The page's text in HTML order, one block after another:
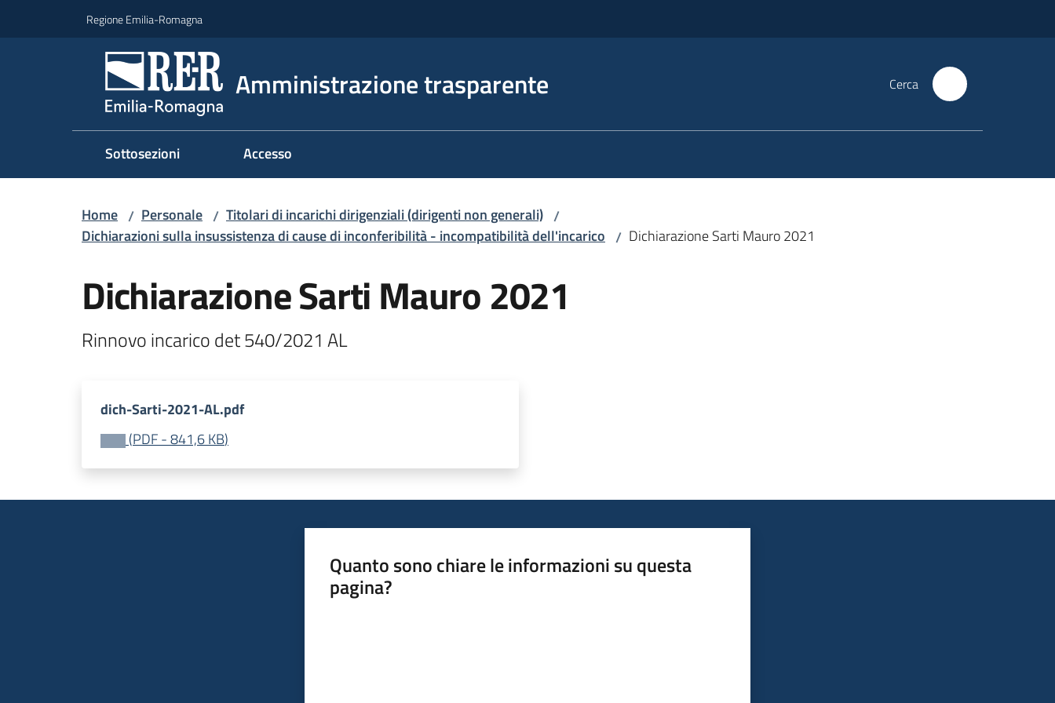
Regione Emilia-Romagna
Amministrazione trasparente Cerca
Sottosezioni Accesso
Home / Personale / Titolari di incarichi dirigenziali (dirigenti non generali) /
Dichiarazioni sulla insussistenza di cause di inconferibilità - incompatibilità dell'incarico / Dichiarazione Sarti Mauro 2021
Dichiarazione Sarti Mauro 2021
Rinnovo incarico det 540/2021 AL
dich-Sarti-2021-AL.pdf
(PDF-841,6 KB)
Quanto sono chiare le informazioni su questa
pagina?